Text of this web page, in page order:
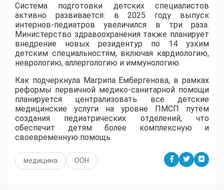
Система подготовки детских специалистов
активно развивается: в 2025 году выпуск
интернов-педиатров увеличился в три раза.
Министерство здравоохранения также планирует
внедрение новых резидентур по 14 узким
детским специальностям, включая кардиологию,
неврологию, аллергологию и иммунологию.
Как подчеркнула Магрипа Ембергенова, в рамках
реформы первичной медико-санитарной помощи
планируется централизовать все детские
медицинские услуги на уровне ПМСП путём
создания педиатрических отделений, что
обеспечит детям более комплексную и
своевременную помощь.
медицина ООН